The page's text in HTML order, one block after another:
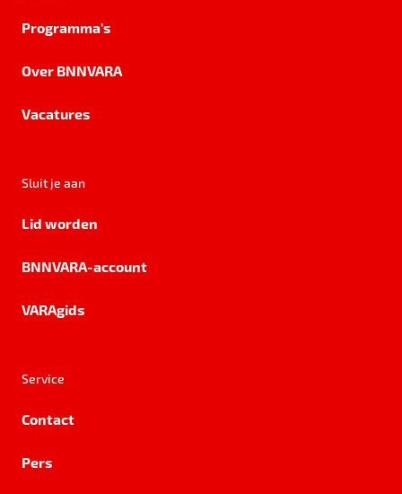
Programma's
Over BNNVARA
Vacatures
Sluit je aan
Lid worden
BNNVARA-account
VARAgids
Service
Contact
Pers